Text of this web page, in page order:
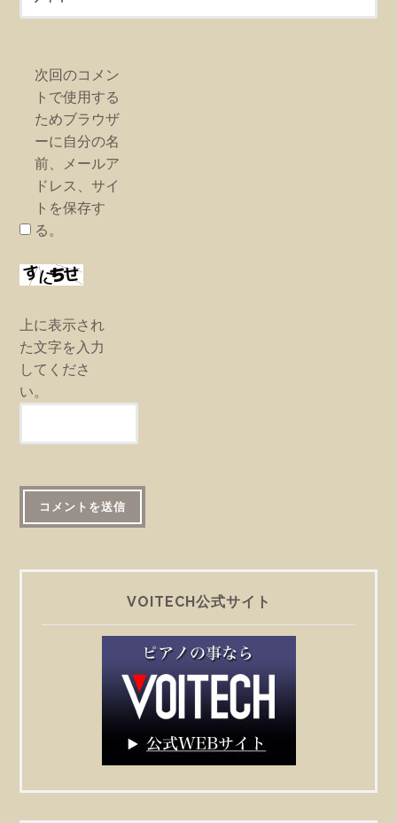
次回のコメン
トで使用する
ためブラウザ
ーに自分の名
前、メールア
ドレス、サイ
トを保存す
る。
上に表示され
た文字を入力
してくださ
い。
VOITECH公式サイト